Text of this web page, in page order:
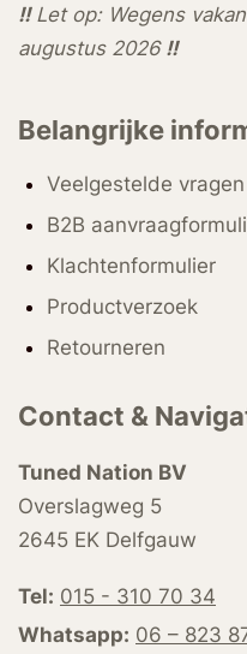
!!Let op: Wegens
augustus 2026 !!
Belangrijke
Veelgestelde vragen
B2B
Klachtenformulier
Productverzoek
Retourneren
Contact &
Tuned Nation BV
Overslagweg 5
2645 EK Delfgauw
Tel: 015 - 310 70 34
Whatsapp: 06 – 823